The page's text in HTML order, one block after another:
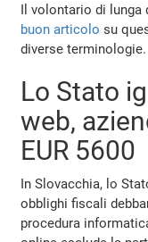
Il volontario di lunga
buon articolo su
diverse terminologie.
Lo Stato
web,
EUR 5600
In Slovacchia, lo
obblighi fiscali
procedura